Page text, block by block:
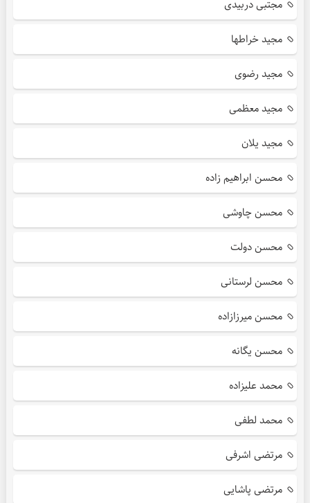
مجتبی دربیدی
مجید خراطها
مجید رضوی
مجید معظمی
مجید یلان
محسن ابراهیم زاده
محسن چاوشی
محسن دولت
محسن لرستانی
محسن میرزازاده
محسن یگانه
محمد علیزاده
محمد لطفی
مرتضی اشرفی
مرتضی پاشایی